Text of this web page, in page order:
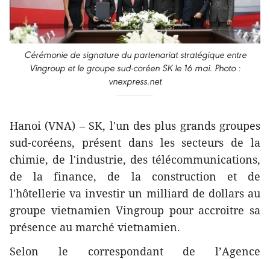
Cérémonie de signature du partenariat stratégique entre
Vingroup et le groupe sud-coréen SK le 16 mai. Photo :
vnexpress.net
Hanoi (VNA) – SK, l'un des plus grands groupes
sud-coréens, présent dans les secteurs de la
chimie, de l'industrie, des télécommunications,
de la finance, de la construction et de
l'hôtellerie va investir un milliard de dollars au
groupe vietnamien Vingroup pour accroitre sa
présence au marché vietnamien.
Selon le correspondant de l’Agence